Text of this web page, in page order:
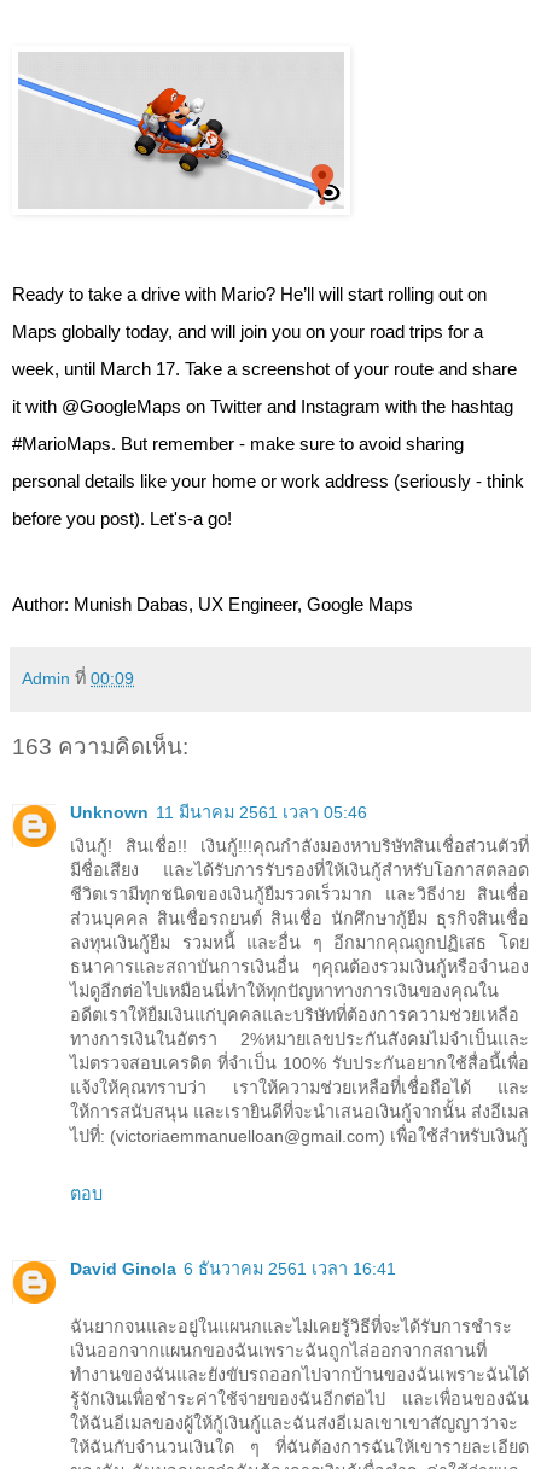
Ready to take a drive with Mario? He’ll will start rolling out on
Maps globally today, and will join you on your road trips for a
week, until March 17. Take a screenshot of your route and share
it with @GoogleMaps on Twitter and Instagram with the hashtag
#MarioMaps. But remember - make sure to avoid sharing
personal details like your home or work address (seriously - think
before you post). Let's-a go!
Author: Munish Dabas, UX Engineer, Google Maps
Admin ที่ 00:09
163 ความคิดเห็น:
Unknown 11 มีนาคม 2561 เวลา 05:46
เงินกู้! สินเชื่อ!! เงินกู้!!!คุณกำลังมองหาบริษัทสินเชื่อส่วนตัวที่
มีชื่อเสียง และได้รับการรับรองที่ให้เงินกู้สำหรับโอกาสตลอด
ชีวิตเรามีทุกชนิดของเงินกู้ยืมรวดเร็วมาก และวิธีง่าย สินเชื่อ
ส่วนบุคคล สินเชื่อรถยนต์ สินเชื่อ นักศึกษากู้ยืม ธุรกิจสินเชื่อ
ลงทุนเงินกู้ยืม รวมหนี้ และอื่น ๆ อีกมากคุณถูกปฏิเสธ โดย
ธนาคารและสถาบันการเงินอื่น ๆคุณต้องรวมเงินกู้หรือจำนอง
ไม่ดูอีกต่อไปเหมือนนี่ทำให้ทุกปัญหาทางการเงินของคุณใน
อดีตเราให้ยืมเงินแก่บุคคลและบริษัทที่ต้องการความช่วยเหลือ
ทางการเงินในอัตรา 2%หมายเลขประกันสังคมไม่จำเป็นและ
ไม่ตรวจสอบเครดิต ที่จำเป็น 100% รับประกันอยากใช้สื่อนี้เพื่อ
แจ้งให้คุณทราบว่า เราให้ความช่วยเหลือที่เชื่อถือได้ และ
ให้การสนับสนุน และเรายินดีที่จะนำเสนอเงินกู้จากนั้น ส่งอีเมล
ไปที่: (victoriaemmanuelloan@gmail.com) เพื่อใช้สำหรับเงินกู้
ตอบ
David Ginola 6 ธันวาคม 2561 เวลา 16:41
ฉันยากจนและอยู่ในแผนกและไม่เคยรู้วิธีที่จะได้รับการชำระ
เงินออกจากแผนกของฉันเพราะฉันถูกไล่ออกจากสถานที่
ทำงานของฉันและยังขับรถออกไปจากบ้านของฉันเพราะฉันได้
รู้จักเงินเพื่อชำระค่าใช้จ่ายของฉันอีกต่อไป และเพื่อนของฉัน
ให้ฉันอีเมลของผู้ให้กู้เงินกู้และฉันส่งอีเมลเขาเขาสัญญาว่าจะ
ให้ฉันกับจำนวนเงินใด ๆ ที่ฉันต้องการฉันให้เขารายละเอียด